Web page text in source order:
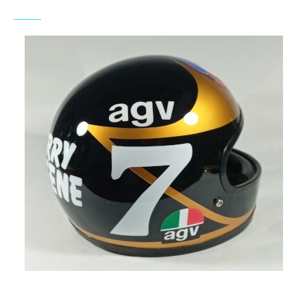
Capacete Barry Sheene
Capacetes Motos Pinturas